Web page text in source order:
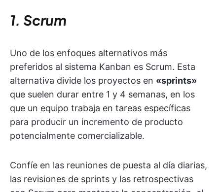
1. Scrum
Uno de los enfoques alternativos más
preferidos al sistema Kanban es Scrum. Esta
alternativa divide los proyectos en «sprints»
que suelen durar entre 1 y 4 semanas, en los
que un equipo trabaja en tareas específicas
para producir un incremento de producto
potencialmente comercializable.
Confíe en las reuniones de puesta al día diarias,
las revisiones de sprints y las retrospectivas